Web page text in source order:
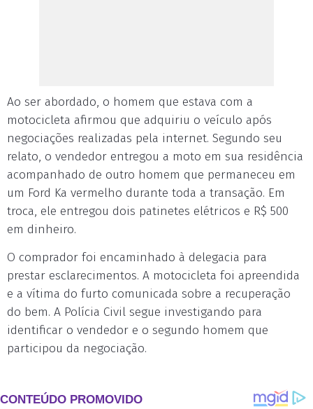
Ao ser abordado, o homem que estava com a
motocicleta afirmou que adquiriu o veículo após
negociações realizadas pela internet. Segundo seu
relato, o vendedor entregou a moto em sua residência
acompanhado de outro homem que permaneceu em
um Ford Ka vermelho durante toda a transação. Em
troca, ele entregou dois patinetes elétricos e R$ 500
em dinheiro.
O comprador foi encaminhado à delegacia para
prestar esclarecimentos. A motocicleta foi apreendida
e a vítima do furto comunicada sobre a recuperação
do bem. A Polícia Civil segue investigando para
identificar o vendedor e o segundo homem que
participou da negociação.